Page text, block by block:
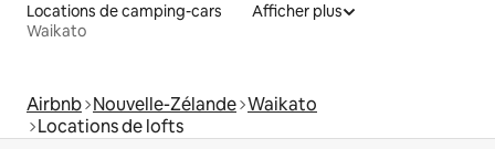
Locations de camping-cars
Waikato
Afficher plus
Airbnb Nouvelle-Zélande Waikato
Locations de lofts